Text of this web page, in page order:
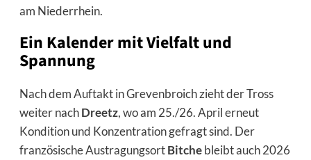
am Niederrhein.
Ein Kalender mit Vielfalt und
Spannung
Nach dem Auftakt in Grevenbroich zieht der Tross
weiter nachDreetz, wo am 25./26. April erneut
Kondition und Konzentration gefragt sind. Der
französische AustragungsortBitchebleibt auch 2026